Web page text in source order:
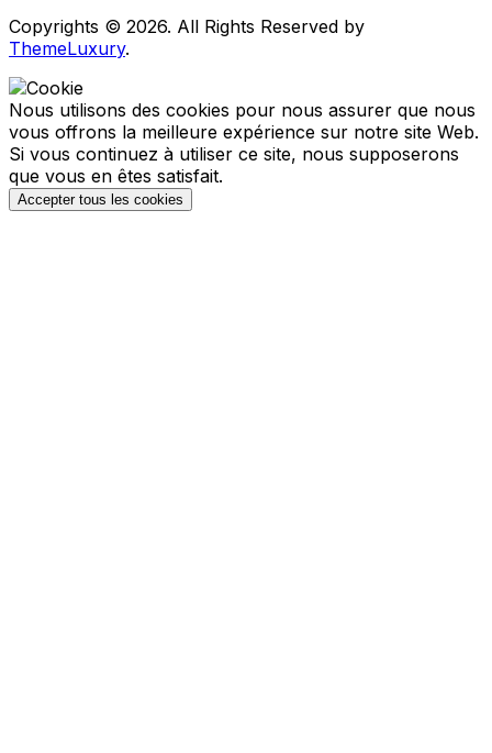
Copyrights © 2026. All Rights Reserved by
ThemeLuxury.
Nous utilisons des cookies pour nous assurer que nous
vous offrons la meilleure expérience sur notre site Web.
Si vous continuez à utiliser ce site, nous supposerons
que vous en êtes satisfait.
Accepter tous les cookies